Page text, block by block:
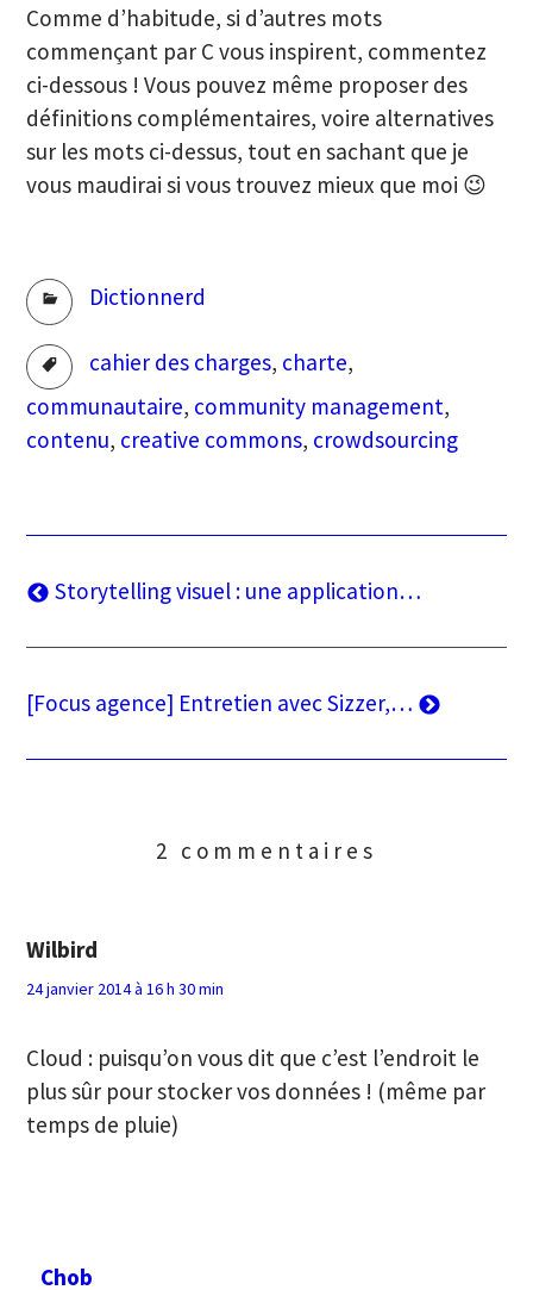
Comme d’habitude, si d’autres mots
commençant par C vous inspirent, commentez
ci-dessous ! Vous pouvez même proposer des
définitions complémentaires, voire alternatives
sur les mots ci-dessus, tout en sachant que je
vous maudirai si vous trouvez mieux que moi 😉
RubriquesDictionnerd
Tags cahier des charges, charte,
communautaire, community management,
contenu, creative commons, crowdsourcing
Navigation
Article
Storytelling visuel : une application…
Article
[Focus agence] Entretien avec Sizzer,…
2 commentaires
Wilbird
24 janvier 2014 à 16 h 30 min
Cloud : puisqu’on vous dit que c’est l’endroit le
plus sûr pour stocker vos données ! (même par
temps de pluie)
Chob